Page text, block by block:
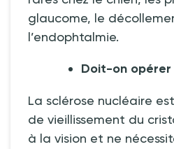
glaucome, le
l’endophtalmie.
Doit-on opérer
La sclérose nucléaire
de vieillissement du
à la vision et ne